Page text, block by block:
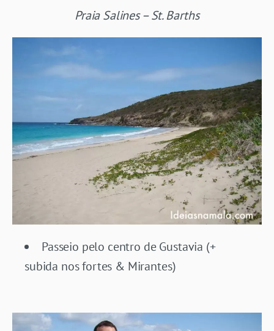
Praia Salines – St. Barths
Passeio pelo centro de Gustavia (+
subida nos fortes & Mirantes)